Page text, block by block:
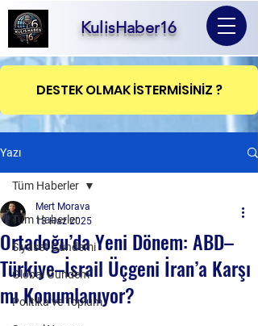
KulisHaber16
DESTEK OLMAK İSTERMİSİNİZ ?
Yazı
Tüm Haberler
Siyaset Gündemi
Global Gündem
Politika ve Toplum
Tüm Haberler
Ortadoğu’da Yeni Dönem: ABD–
Türkiye–İsrail Üçgeni İran’a Karşı
mı Konumlanıyor?
Mert Morava
13 Haz 2025